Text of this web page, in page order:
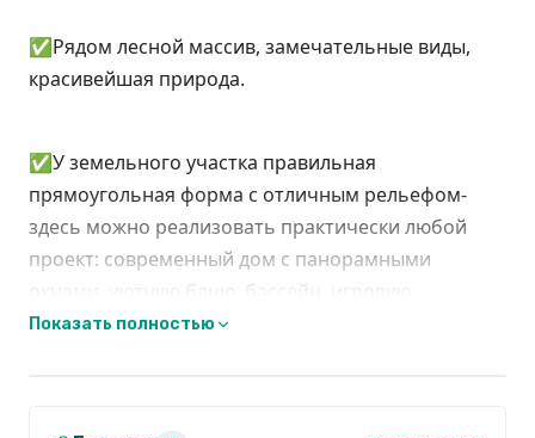
✅Рядом лесной массив, замечательные виды,
красивейшая природа.
✅У земельного участка правильная
прямоугольная форма с отличным рельефом-
здесь можно реализовать практически любой
проект: современный дом с панорамными
окнами, уютную баню, бассейн, игровую
площадку, зону барбекю или красивый сад.
Показать полностью